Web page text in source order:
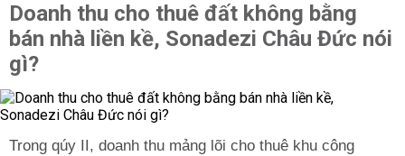
Doanh thu cho thuê đất không bằng
bán nhà liền kề, Sonadezi Châu Đức nói
gì?
Trong qúy II, doanh thu mảng lõi cho thuê khu công